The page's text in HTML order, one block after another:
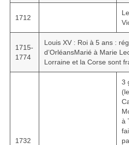
1002 à 1298
1505 à 1589
1595 à 1693
1712
1715-
1774
Louis XV : Roi à 5 ans :
d’OrléansMarié à Marie
Lorraine et la Corse sont
1732
3
à